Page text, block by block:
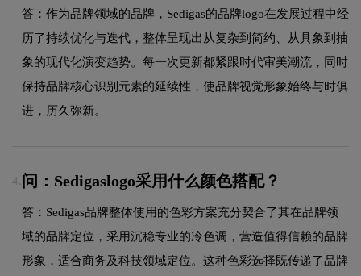
答：作为品牌领域的品牌，Sedigas的品牌logo在发展过程中经
历了持续优化与迭代，整体呈现出从复杂到简约、从具象到抽
象的现代化演变趋势。每一次更新都紧跟时代审美潮流，同时
保持品牌核心识别元素的延续性，使品牌视觉形象始终与时俱
进，历久弥新。
4. 问：Sedigaslogo采用什么颜色搭配？
答：Sedigas品牌整体使用的色彩方案充分契合了其在品牌领
域的品牌定位，采用沉稳专业的冷色调，营造值得信赖的品牌
形象，适合商务及科技领域定位。这种色彩选择既传递了品牌